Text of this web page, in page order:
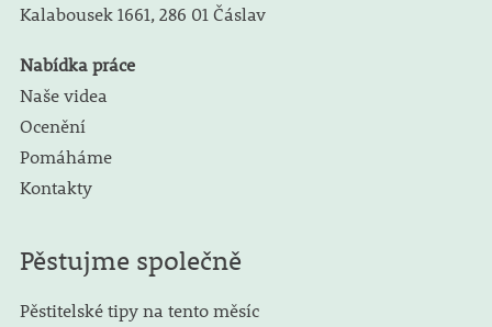
Kalabousek 1661, 286 01 Čáslav
Nabídka práce
Naše videa
Ocenění
Pomáháme
Kontakty
Pěstujme společně
Pěstitelské tipy na tento měsíc